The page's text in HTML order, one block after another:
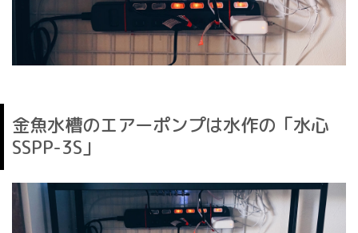
金魚水槽のエアーポンプは水作の「水心
SSPP-3S」